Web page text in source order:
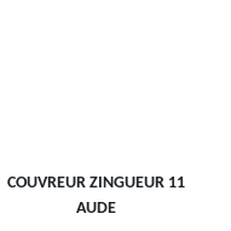
COUVREUR ZINGUEUR 11
AUDE